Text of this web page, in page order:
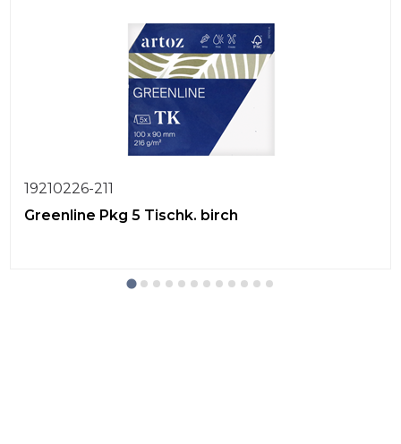
19210226-211
Greenline Pkg 5 Tischk. birch